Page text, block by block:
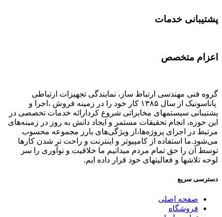
پشتیبانی خدمات
اعزام متخصص
گروه فنی مهندسی ارتباط ساز، نمایندگی تجهیزات ارتباطی
پاناسونیک از سال ۱۳۸۵ کار خود را در زمینه فروش ،اجرا و
پشتیبانی سیستمهای مخابراتی شروع کردارائه خدمات تخصصی در
این حوزه، انجام تحقیقات مستمر و ایجاد دانش به‌ روز در زمینه‌های
مرتبط در اجرای پروژه‌ها،از ویژگی‌های بارز مجموعه محسوب
می‌شود.ما استفاده از کامپیوتر و اینترنت و راحت تر شدن کارها
توسط آن را حق تمام مردم میدانیم ما خلاقیت و نوآوری را سر
لوحه تلاشها و فعالیتهای خود قرار داده ایم.
دسترسی سریع
صفحه اصلی
فروشگاه